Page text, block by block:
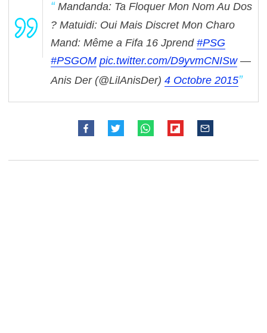
Mandanda: Ta Floquer Mon Nom Au Dos
? Matuidi: Oui Mais Discret Mon Charo
Mand: Même a Fifa 16 Jprend #PSG
#PSGOM pic.twitter.com/D9yvmCNISw —
Anis Der (@LilAnisDer) 4 Octobre 2015